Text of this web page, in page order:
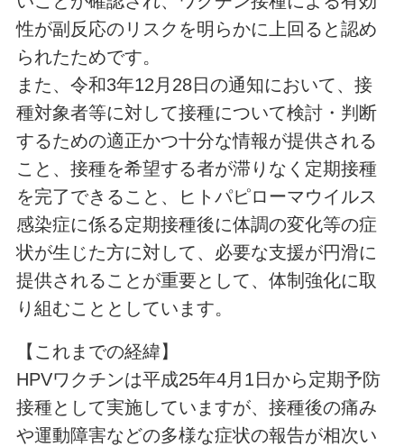
性が副反応のリスクを明らかに上回ると認め
られたためです。
また、令和3年12月28日の通知において、接
種対象者等に対して接種について検討・判断
するための適正かつ十分な情報が提供される
こと、接種を希望する者が滞りなく定期接種
を完了できること、ヒトパピローマウイルス
感染症に係る定期接種後に体調の変化等の症
状が生じた方に対して、必要な支援が円滑に
提供されることが重要として、体制強化に取
り組むこととしています。
【これまでの経緯】
HPVワクチンは平成25年4月1日から定期予防
接種として実施していますが、接種後の痛み
や運動障害などの多様な症状の報告が相次い